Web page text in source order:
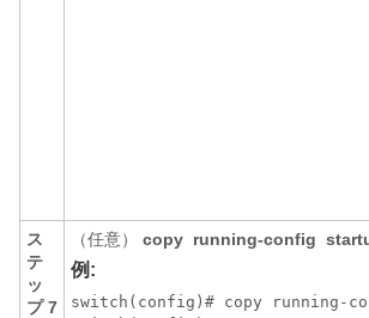
ス
テ
ッ
プ 7
（任意） copy running-config
例:
switch(config)# copy running-